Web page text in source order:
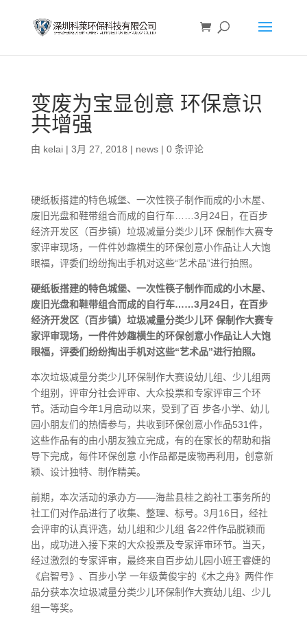
变废为宝显创意 环保意识
共增强
由 kelai| 3月 27, 2018 | news| 0 条评论
硬纸板搭建的特色城堡、一次性筷子制作而成的小木屋、
废旧光盘和鞋带组合而成的自行车……3月24日，在百步
经济开发区（百步镇）垃圾减量分类少儿环 保制作大赛专
家评审现场，一件件妙趣横生的环保创意小作品让人大饱
眼福，评委们纷纷掏出手机对这些“艺术品”进行拍照。
硬纸板搭建的特色城堡、一次性筷子制作而成的小木屋、
废旧光盘和鞋带组合而成的自行车……3月24日，在百步
经济开发区（百步镇）垃圾减量分类少儿环 保制作大赛专
家评审现场，一件件妙趣横生的环保创意小作品让人大饱
眼福，评委们纷纷掏出手机对这些“艺术品”进行拍照。
本次垃圾减量分类少儿环保制作大赛设幼儿组、少儿组两
个组别，评审分社会评审、大众投票和专家评审三个环
节。活动自今年1月启动以来，受到了百 步各小学、幼儿
园小朋友们的热情参与，共收到环保创意小作品531件，
这些作品有的由小朋友独立完成，有的在家长的帮助和指
导下完成，每件环保创意 小作品都是废物再利用，创意新
颖、设计独特、制作精美。
前期，本次活动的承办方——海盐县桂之韵社工事务所的
社工们对作品进行了收集、整理、标号。3月16日，经社
会评审的认真评选，幼儿组和少儿组 各22件作品脱颖而
出，成功进入接下来的大众投票及专家评审环节。当天，
经过激烈的专家评审，最终来自百步幼儿园小班王睿婕的
《启智号》、百步小学 一年级黄俊宇的《木之舟》两件作
品分获本次垃圾减量分类少儿环保制作大赛幼儿组、少儿
组一等奖。